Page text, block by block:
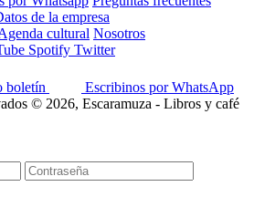
de la empresa
cultural Nosotros
Spotify Twitter
boletín
Escribinos por WhatsApp
© 2026, Escaramuza - Libros y café